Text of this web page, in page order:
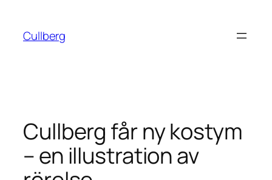
innehåll
Cullberg
Cullberg får ny kostym
– en illustration av